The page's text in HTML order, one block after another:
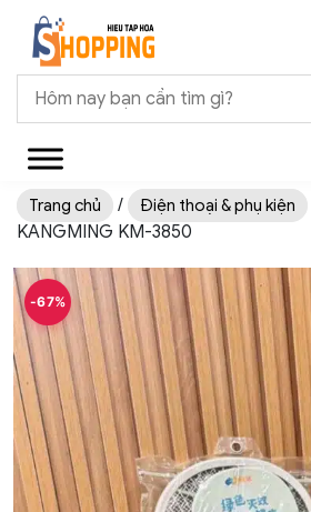
Trang chủ / Điện thoại & phụ kiện
KANGMING KM-3850
-67%